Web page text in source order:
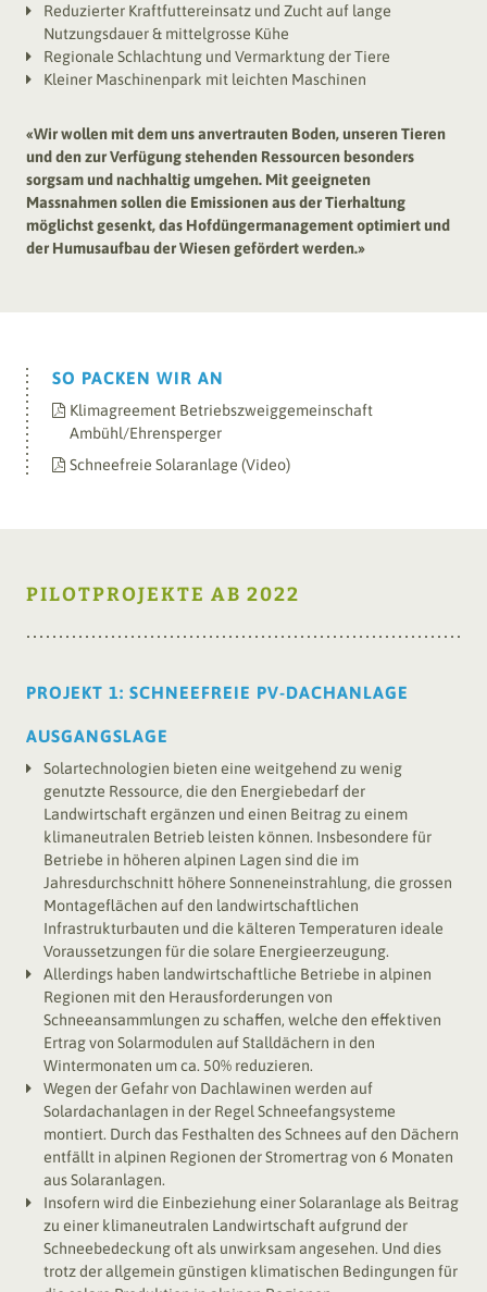
Projekt
Organisation
Projektbeschrieb/Massnahmen
Meilensteine
Pilotbetriebe
Portraits
Pilotprojekte
Reduzierter Kraftfuttereinsatz und Zucht auf lange
Nutzungsdauer & mittelgrosse Kühe
Regionale Schlachtung und Vermarktung der Tiere
Kleiner Maschinenpark mit leichten Maschinen
«Wir wollen mit dem uns anvertrauten Boden, unseren Tieren
und den zur Verfügung stehenden Ressourcen besonders
sorgsam und nachhaltig umgehen. Mit geeigneten
Massnahmen sollen die Emissionen aus der Tierhaltung
möglichst gesenkt, das Hofdüngermanagement optimiert und
der Humusaufbau der Wiesen gefördert werden.»
SO PACKEN WIR AN
Klimagreement Betriebszweiggemeinschaft
Ambühl/Ehrensperger
Schneefreie Solaranlage (Video)
PILOTPROJEKTE AB 2022
PROJEKT 1: SCHNEEFREIE PV-DACHANLAGE
AUSGANGSLAGE
Solartechnologien bieten eine weitgehend zu wenig
genutzte Ressource, die den Energiebedarf der
Landwirtschaft ergänzen und einen Beitrag zu einem
klimaneutralen Betrieb leisten können. Insbesondere für
Betriebe in höheren alpinen Lagen sind die im
Jahresdurchschnitt höhere Sonneneinstrahlung, die grossen
Montageflächen auf den landwirtschaftlichen
Infrastrukturbauten und die kälteren Temperaturen ideale
Voraussetzungen für die solare Energieerzeugung.
Allerdings haben landwirtschaftliche Betriebe in alpinen
Regionen mit den Herausforderungen von
Schneeansammlungen zu schaffen, welche den effektiven
Ertrag von Solarmodulen auf Stalldächern in den
Wintermonaten um ca. 50% reduzieren.
Wegen der Gefahr von Dachlawinen werden auf
Solardachanlagen in der Regel Schneefangsysteme
montiert. Durch das Festhalten des Schnees auf den Dächern
entfällt in alpinen Regionen der Stromertrag von 6 Monaten
aus Solaranlagen.
Insofern wird die Einbeziehung einer Solaranlage als Beitrag
zu einer klimaneutralen Landwirtschaft aufgrund der
Schneebedeckung oft als unwirksam angesehen. Und dies
trotz der allgemein günstigen klimatischen Bedingungen für